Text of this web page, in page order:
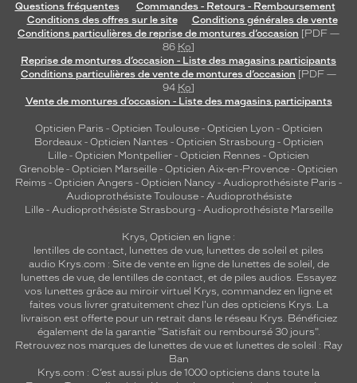
Questions fréquentes
Commandes - Retours - Remboursement
Conditions des offres sur le site
Conditions générales de vente
Conditions particulières de reprise de montures d’occasion [PDF —
86 Ko]
Reprise de montures d’occasion - Liste des magasins participants
Conditions particulières de vente de montures d’occasion [PDF —
94 Ko]
Vente de montures d’occasion - Liste des magasins participants
Opticien Paris - Opticien Toulouse- Opticien Lyon - Opticien
Bordeaux- Opticien Nantes - Opticien Strasbourg - Opticien
Lille - Opticien Montpellier - Opticien Rennes - Opticien
Grenoble - Opticien Marseille - Opticien Aix-en-Provence - Opticien
Reims - Opticien Angers - Opticien Nancy - Audioprothésiste Paris -
Audioprothésiste Toulouse- Audioprothésiste
Lille- Audioprothésiste Strasbourg - Audioprothésiste Marseille
Krys, Opticien en ligne :
lentilles de contact, lunettes de vue, lunettes de soleil et piles
audio Krys.com : Site de vente en ligne de lunettes de soleil, de
lunettes de vue, de lentilles de contact, et de piles audios. Essayez
vos lunettes grâce au miroir virtuel Krys, commandez en ligne et
faites vous livrer gratuitement chez l'un des opticiens Krys. La
livraison est offerte pour un retrait dans le réseau Krys. Bénéficiez
également de la garantie "Satisfait ou remboursé 30 jours".
Retrouvez nos marques de lunettes de vue et lunettes de soleil : Ray
Ban
Krys.com : C’est aussi plus de 1000 opticiens dans toute la